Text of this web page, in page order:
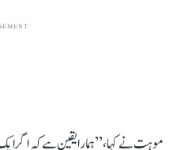
موہت نے کہا، ’’ہمارا یقین ہے کہ اگر